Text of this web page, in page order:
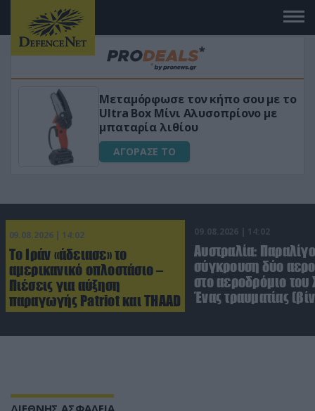
Μεταμόρφωσε τον κήπο σου με το
Ultra Box Μίνι Αλυσοπρίονο με
μπαταρία λιθίου
ΑΓΟΡΑΣΕ ΤΟ
09.08.2026 | 14:02
Το Ιράν «άδειασε» το
αμερικανικό οπλοστάσιο –
Πιέσεις για αύξηση
παραγωγής Patriot και THAAD
09.08.2026 | 14:02
Αυστραλία: Παραλίγο
σύγκρουση δύο
στο αεροδρόμιο του
Ένας τραυματίας
ΔΙΕΘΝΗΣ ΑΣΦΑΛΕΙΑ